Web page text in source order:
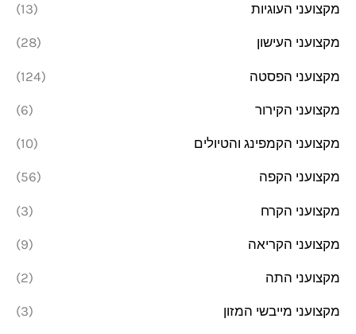
מקצועני העוגיות (13)
מקצועני העישון (28)
מקצועני הפסטה (124)
מקצועני הקירור (6)
מקצועני הקמפינג והטיולים (10)
מקצועני הקפה (56)
מקצועני הקרח (3)
מקצועני הקריאה (9)
מקצועני התה (2)
מקצועני מייבשי המזון (3)